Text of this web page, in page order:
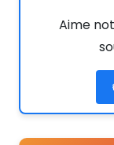
Aime